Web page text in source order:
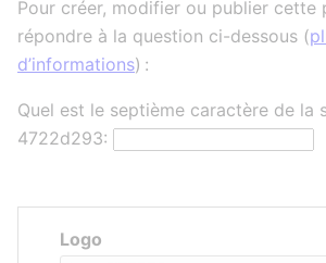
Pour créer, modifier ou publier cette
répondre à la question ci-dessous (
d’informations) :
Quel est le septième caractère de la
4722d293:
Logo